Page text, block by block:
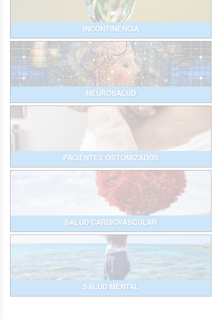
INCONTINENCIA
NEUROSALUD
PACIENTES OSTOMIZADOS
SALUD CARDIOVASCULAR
SALUD MENTAL